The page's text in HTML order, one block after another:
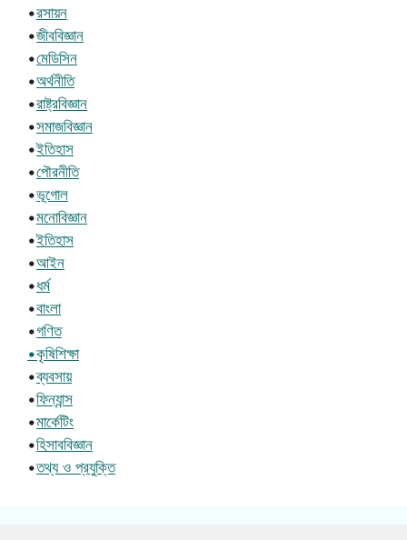
•রসায়ন
•জীববিজ্ঞান
•মেডিসিন
•অর্থনীতি
•রাষ্ট্রবিজ্ঞান
•সমাজবিজ্ঞান
•ইতিহাস
•পৌরনীতি
•ভূগোল
•মনোবিজ্ঞান
•ইতিহাস
•আইন
•ধর্ম
•বাংলা
•গণিত
•কৃষিশিক্ষা
•ব্যবসায়
•ফিন্যান্স
•মার্কেটিং
•হিসাববিজ্ঞান
•তথ্য ও প্রযুক্তি